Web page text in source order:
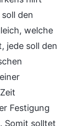
den
welche
jede soll den
Festigung
Somit solltet